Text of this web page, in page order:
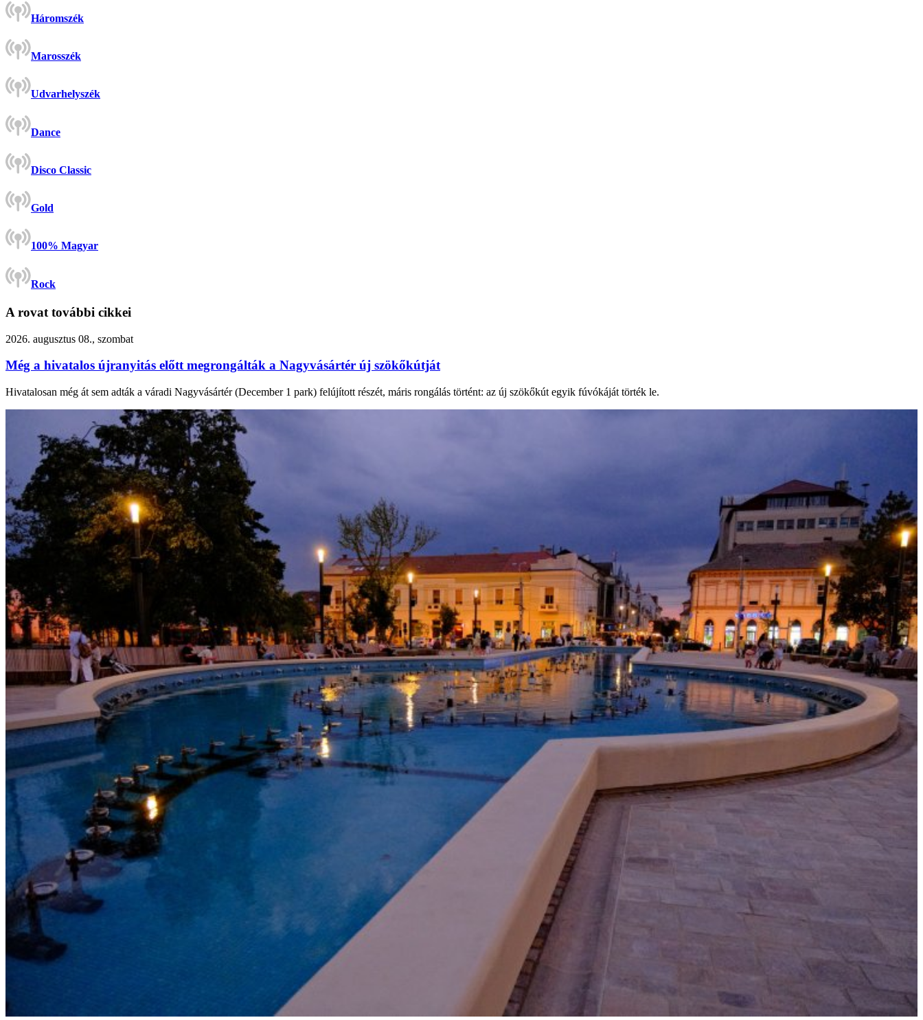
Háromszék
Marosszék
Udvarhelyszék
Dance
Disco Classic
Gold
100% Magyar
Rock
A rovat további cikkei
2026. augusztus 08., szombat
Még a hivatalos újranyitás előtt megrongálták a Nagyvásártér új szökőkútját
Hivatalosan még át sem adták a váradi Nagyvásártér (December 1 park) felújított részét, máris rongálás történt: az új szökőkút egyik fúvókáját törték le.